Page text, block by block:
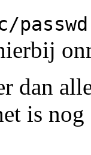
passwd
dan
is